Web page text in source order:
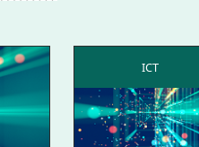
ICT